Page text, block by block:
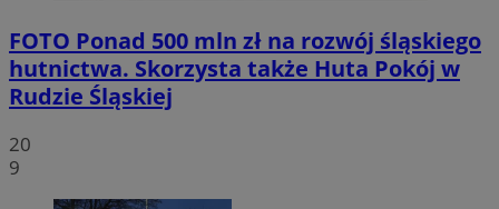
FOTO Ponad 500 mln zł na rozwój śląskiego
hutnictwa. Skorzysta także Huta Pokój w
Rudzie Śląskiej
20
9